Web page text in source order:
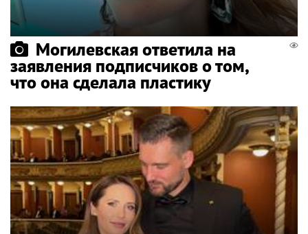
Могилевская ответила на
заявления подписчиков о том,
что она сделала пластику